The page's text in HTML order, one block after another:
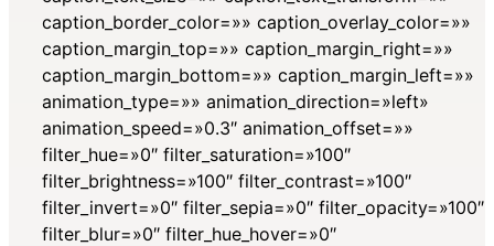
caption_border_color=»» caption_overlay_color=»»
caption_margin_top=»» caption_margin_right=»»
caption_margin_bottom=»» caption_margin_left=»»
animation_type=»» animation_direction=»left»
animation_speed=»0.3″ animation_offset=»»
filter_hue=»0″ filter_saturation=»100″
filter_brightness=»100″ filter_contrast=»100″
filter_invert=»0″ filter_sepia=»0″ filter_opacity=»100″
filter_blur=»0″ filter_hue_hover=»0″